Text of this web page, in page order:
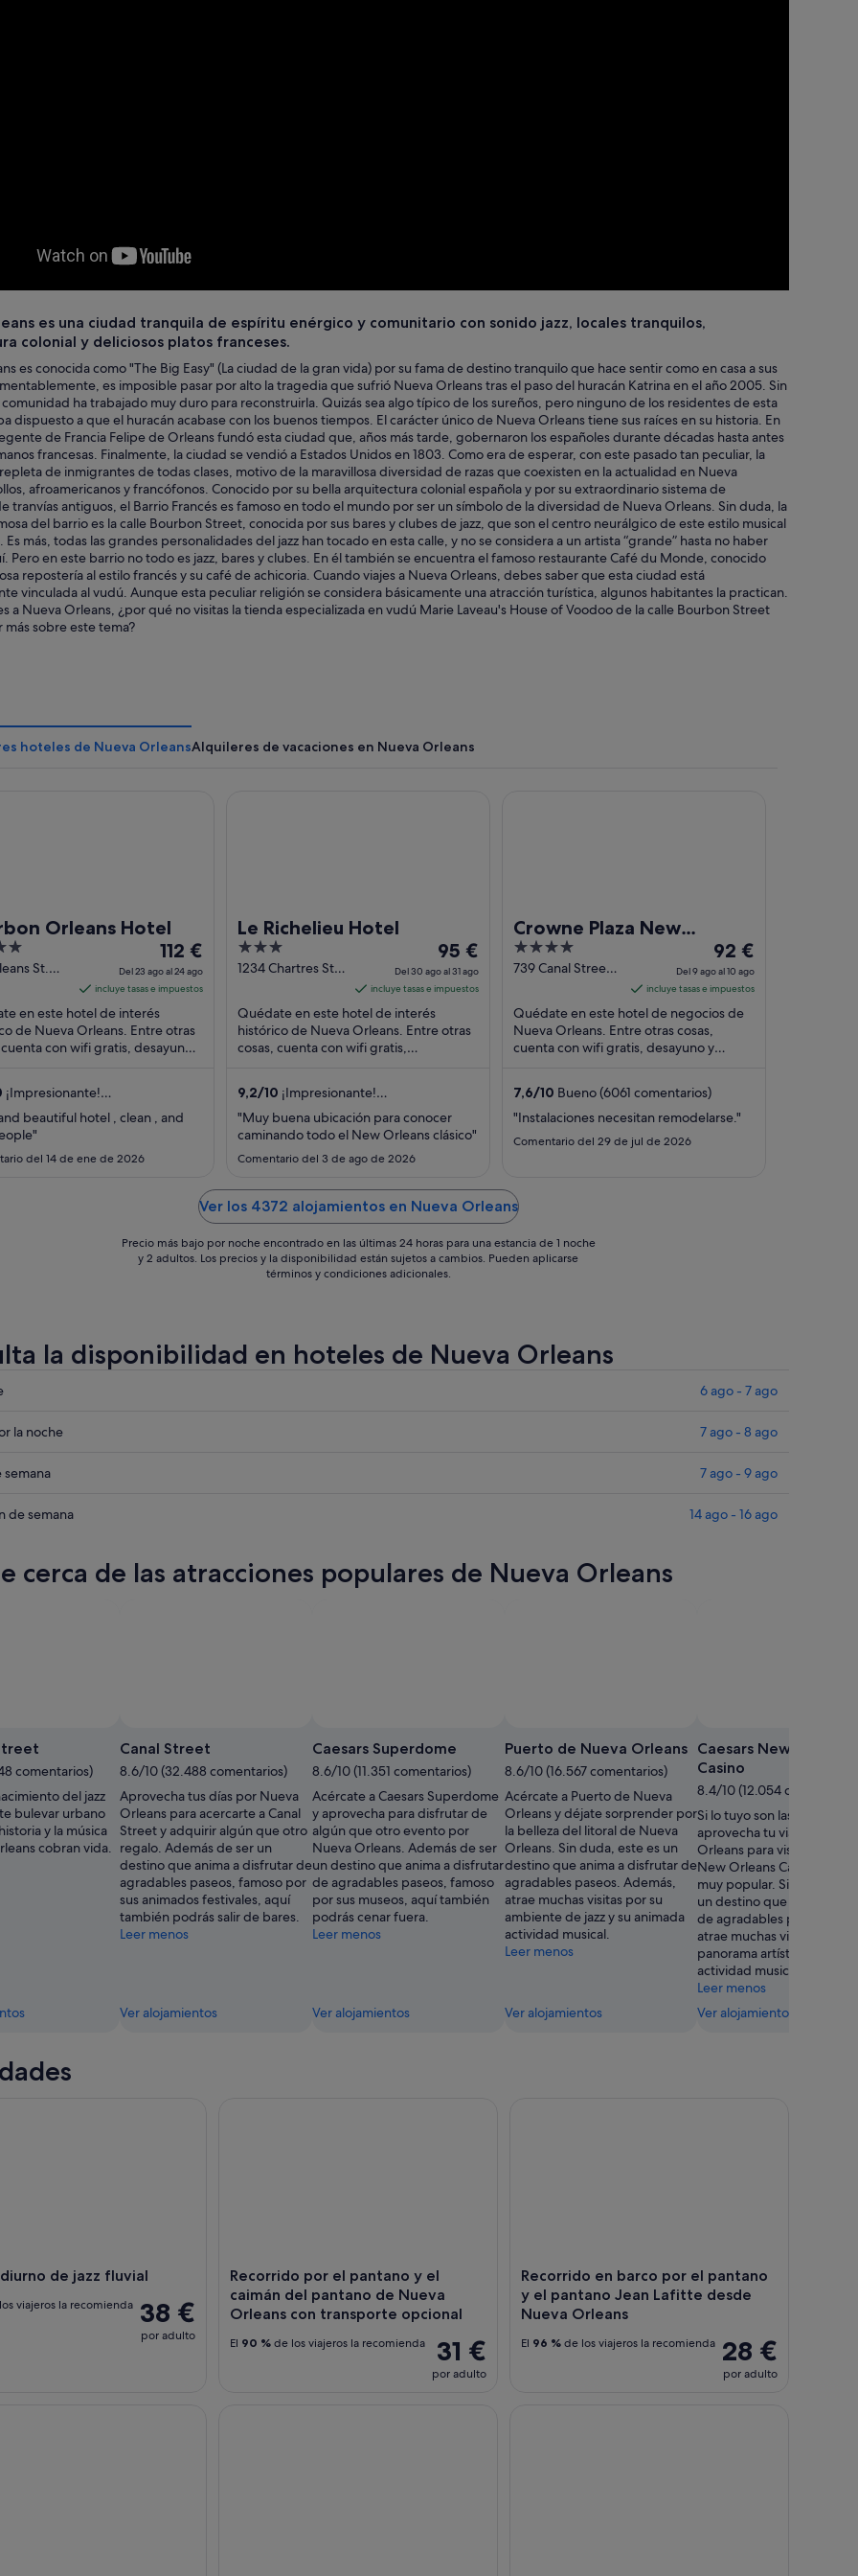
es una ciudad tranquila de espíritu enérgico y comunitario con sonido jazz, locales tranquilos,
colonial y deliciosos platos franceses.
es conocida como "The Big Easy" (La ciudad de la gran vida) por su fama de destino tranquilo que hace sentir como en casa a sus
es imposible pasar por alto la tragedia que sufrió Nueva Orleans tras el paso del huracán Katrina en el año 2005. Sin
ha trabajado muy duro para reconstruirla. Quizás sea algo típico de los sureños, pero ninguno de los residentes de esta
dispuesto a que el huracán acabase con los buenos tiempos. El carácter único de Nueva Orleans tiene sus raíces en su historia. En
de Francia Felipe de Orleans fundó esta ciudad que, años más tarde, gobernaron los españoles durante décadas hasta antes
francesas. Finalmente, la ciudad se vendió a Estados Unidos en 1803. Como era de esperar, con este pasado tan peculiar, la
de inmigrantes de todas clases, motivo de la maravillosa diversidad de razas que coexisten en la actualidad en Nueva
afroamericanos y francófonos. Conocido por su bella arquitectura colonial española y por su extraordinario sistema de
tranvías antiguos, el Barrio Francés es famoso en todo el mundo por ser un símbolo de la diversidad de Nueva Orleans. Sin duda, la
del barrio es la calle Bourbon Street, conocida por sus bares y clubes de jazz, que son el centro neurálgico de este estilo musical
Es más, todas las grandes personalidades del jazz han tocado en esta calle, y no se considera a un artista “grande” hasta no haber
Pero en este barrio no todo es jazz, bares y clubes. En él también se encuentra el famoso restaurante Café du Monde, conocido
repostería al estilo francés y su café de achicoria. Cuando viajes a Nueva Orleans, debes saber que esta ciudad está
vinculada al vudú. Aunque esta peculiar religión se considera básicamente una atracción turística, algunos habitantes la practican.
a Nueva Orleans, ¿por qué no visitas la tienda especializada en vudú Marie Laveau's House of Voodoo de la calle Bourbon Street
más sobre este tema?
hoteles de Nueva OrleansAlquileres de vacaciones en Nueva Orleans
Orleans Hotel
St.
El
precio
es
112 €
por
ago
112 €
Del 23 ago al 24 ago
incluye tasas e impuestos
en este hotel de interés
de Nueva Orleans. Entre otras
con wifi gratis, desayuno y
¡Impresionante!
beautiful hotel , clean , and
del 14 de ene de 2026
Le Richelieu Hotel
3
out
5
1234 Chartres St
El
precio
es
95 €
ago
ago
95 €
Del 30 ago al 31 ago
incluye tasas e impuestos
Quédate en este hotel de interés
histórico de Nueva Orleans. Entre otras
cosas, cuenta con wifi gratis,
9,2/10 ¡Impresionante!
(1467 comentarios)
"Muy buena ubicación para conocer
caminando todo el New Orleans clásico"
Comentario del 3 de ago de 2026
Crowne Plaza New
Orleans French Qtr -
Astor by IHG
4
out
5
739 Canal Street
El
precio
es
de
por
ago
92 €
Del 9 ago al 10 ago
incluye tasas e impuestos
Quédate en este hotel de negocios de
Nueva Orleans. Entre otras cosas,
cuenta con wifi gratis, desayuno y
7,6/10 Bueno (6061 comentarios)
"Instalaciones necesitan remodelarse."
Comentario del 29 de jul de 2026
Ver los 4372 alojamientos en Nueva Orleans
Precio más bajo por noche encontrado en las últimas 24 horas para una estancia de 1 noche
y 2 adultos. Los precios y la disponibilidad están sujetos a cambios. Pueden aplicarse
términos y condiciones adicionales.
la disponibilidad en hoteles de Nueva Orleans
6 ago - 7 ago
la noche 7 ago - 8 ago
semana 7 ago - 9 ago
de semana 14 ago - 16 ago
cerca de las atracciones populares de Nueva Orleans
comentarios)
del jazz
bulevar urbano
y la música
cobran vida.
Canal Street
8.6/10 (32.488 comentarios)
Aprovecha tus días por Nueva
Orleans para acercarte a Canal
Street y adquirir algún que otro
regalo. Además de ser un
destino que anima a disfrutar de
agradables paseos, famoso por
sus animados festivales, aquí
también podrás salir de bares.
Leer menos
Ver alojamientos
Caesars Superdome
8.6/10 (11.351 comentarios)
Acércate a Caesars Superdome
y aprovecha para disfrutar de
algún que otro evento por
Nueva Orleans. Además de ser
un destino que anima a disfrutar
de agradables paseos, famoso
por sus museos, aquí también
podrás cenar fuera.
Leer menos
Ver alojamientos
Puerto de Nueva Orleans
8.6/10 (16.567 comentarios)
Acércate a Puerto de Nueva
Orleans y déjate sorprender por
la belleza del litoral de Nueva
Orleans. Sin duda, este es un
destino que anima a disfrutar de
agradables paseos. Además,
atrae muchas visitas por su
ambiente de jazz y su animada
actividad musical.
Leer menos
Ver alojamientos
Caesars New Orleans
Casino
8.4/10 (12.054
Si lo tuyo son las apuestas,
aprovecha tu viaje a Nueva
Orleans para visitar
New Orleans Casino, un
muy popular. Sin duda,
un destino que anima a
de agradables paseos.
atrae muchas visitas por su
panorama artístico y su
actividad musical.
Leer menos
Ver alojamientos
de jazz fluvial
38 €
por adulto
viajeros la recomienda
Recorrido por el pantano y el
caimán del pantano de Nueva
Orleans con transporte opcional
31 €
por adulto
El 90 % de los viajeros la recomienda
Recorrido en barco por el pantano
y el pantano Jean Lafitte desde
Nueva Orleans
28 €
por adulto
El 96 % de los viajeros la recomienda